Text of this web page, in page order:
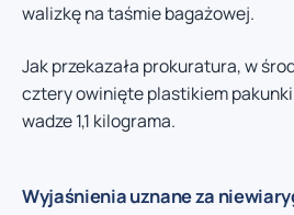
walizkę na taśmie bagażowej.
Jak przekazała prokuratura, w
cztery owinięte plastikiem pakunki
wadze 1,1 kilograma.
Wyjaśnienia uznane za